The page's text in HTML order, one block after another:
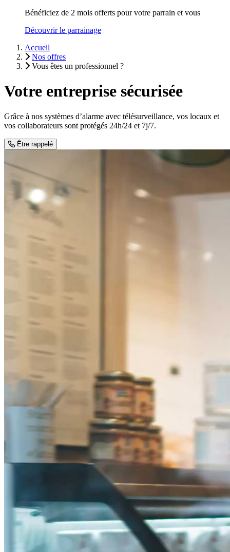
Bénéficiez de 2 mois offerts pour votre parrain et vous
Découvrir le parrainage
Accueil
Nos offres
Vous êtes un professionnel ?
Votre entreprise sécurisée
Grâce à nos systèmes d’alarme avec télésurveillance, vos locaux et
vos collaborateurs sont protégés 24h/24 et 7j/7.
Être rappelé